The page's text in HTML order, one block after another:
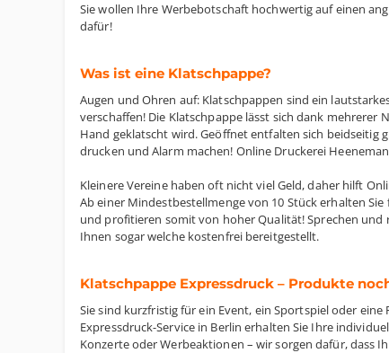
Sie wollen Ihre Werbebotschaft hochwertig auf einen
dafür!
Was ist eine Klatschpappe?
Augen und Ohren auf: Klatschpappen sind ein
verschaffen! Die Klatschpappe lässt sich dank mehrerer
Hand geklatscht wird. Geöffnet entfalten sich beidseitig
drucken und Alarm machen! Online Druckerei
Kleinere Vereine haben oft nicht viel Geld, daher hilft
Ab einer Mindestbestellmenge von 10 Stück erhalten
und profitieren somit von hoher Qualität! Sprechen und
Ihnen sogar welche kostenfrei bereitgestellt.
Klatschpappe Expressdruck – Produkte
Sie sind kurzfristig für ein Event, ein Sportspiel oder
Expressdruck-Service in Berlin erhalten Sie Ihre
Konzerte oder Werbeaktionen – wir sorgen dafür, dass